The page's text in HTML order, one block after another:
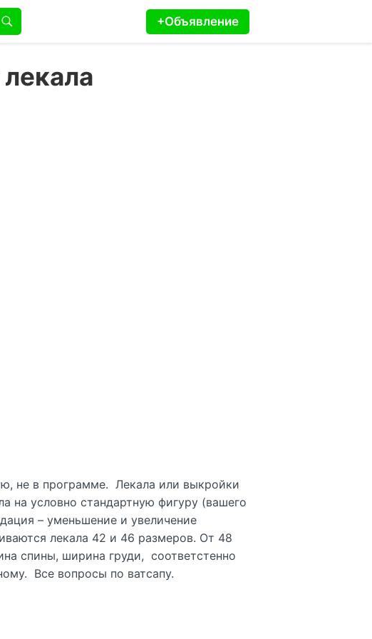
+Объявление
не в программе. Лекала или выкройки
на условно стандартную фигуру (вашего
– уменьшение и увеличение
лекала 42 и 46 размеров. От 48
спины, ширина груди, соответстенно
Все вопросы по ватсапу.